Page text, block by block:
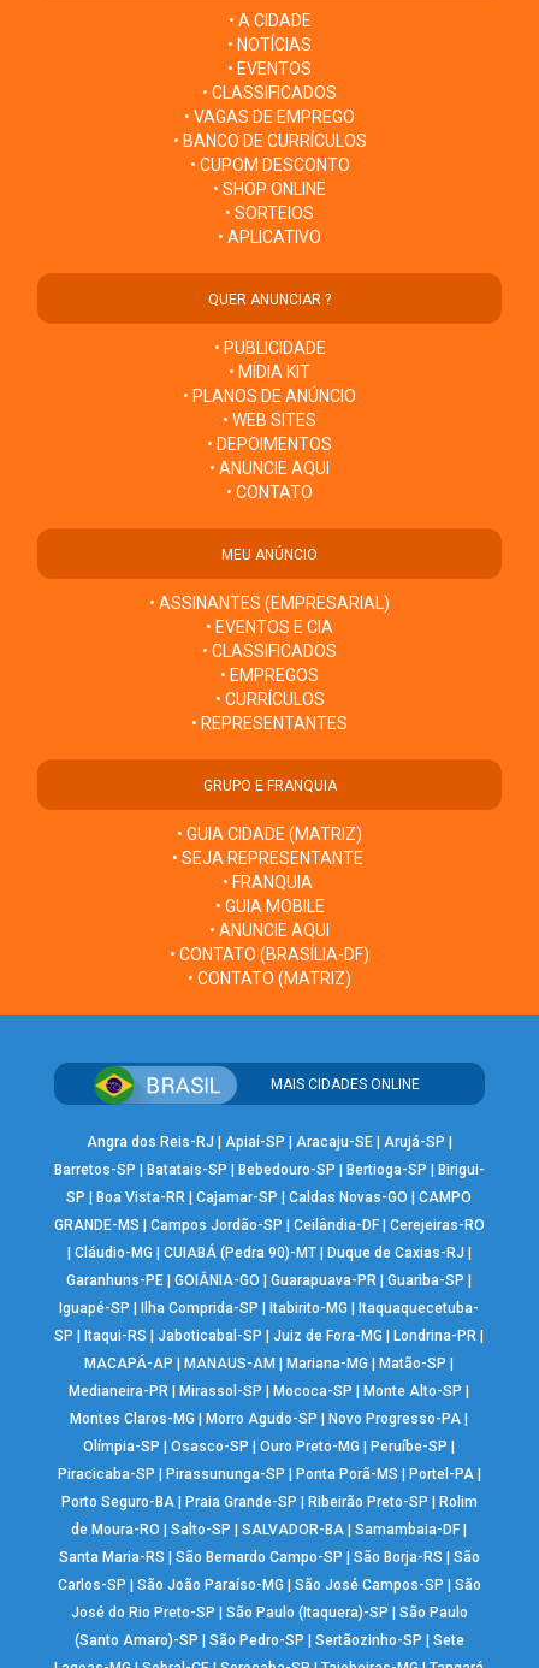
• A CIDADE
• NOTÍCIAS
• EVENTOS
• CLASSIFICADOS
• VAGAS DE EMPREGO
• BANCO DE CURRÍCULOS
• CUPOM DESCONTO
• SHOP ONLINE
• SORTEIOS
• APLICATIVO
QUER ANUNCIAR ?
• PUBLICIDADE
• MÍDIA KIT
• PLANOS DE ANÚNCIO
• WEB SITES
• DEPOIMENTOS
• ANUNCIE AQUI
• CONTATO
MEU ANÚNCIO
• ASSINANTES (EMPRESARIAL)
• EVENTOS E CIA
• CLASSIFICADOS
• EMPREGOS
• CURRÍCULOS
• REPRESENTANTES
GRUPO E FRANQUIA
• GUIA CIDADE (MATRIZ)
• SEJA REPRESENTANTE
• FRANQUIA
• GUIA MOBILE
• ANUNCIE AQUI
• CONTATO (BRASÍLIA-DF)
• CONTATO (MATRIZ)
MAIS CIDADES ONLINE
Angra dos Reis-RJ Apiaí-SP Aracaju-SE| Arujá-SP
Barretos-SP
Batatais-SP Bebedouro-SP Bertioga-SP
Birigui-
SP
Boa Vista-RR |Cajamar-SP |Caldas Novas-GO |CAMPO
GRANDE-MS
Campos Jordão-SP Ceilândia-DF| Cerejeiras-RO
Cláudio-MG CUIABÁ (Pedra 90)-MT| Duque de Caxias-RJ
Garanhuns-PE |GOIÂNIA-GO |Guarapuava-PR |Guariba-SP
Iguapé-SP
Ilha Comprida-SP Itabirito-MG
Itaquaquecetuba-
SP
Itaqui-RS |Jaboticabal-SP |Juiz de Fora-MG Londrina-PR
MACAPÁ-AP
MANAUS-AM Mariana-MG Matão-SP
Medianeira-PR
Mirassol-SP Mococa-SP Monte Alto-SP
Montes Claros-MG
Morro Agudo-SP Novo Progresso-PA
Olímpia-SP
|Osasco-SP |Ouro Preto-MG Peruíbe-SP
Piracicaba-SP
Pirassununga-SP Ponta Porã-MS Portel-PA|
Porto Seguro-BA| Praia Grande-SP Ribeirão Preto-SP
Rolim
de Moura-RO
|Salto-SP |SALVADOR-BA |Samambaia-DF
Santa Maria-RS
São Bernardo Campo-SP São Borja-RS
São
Carlos-SP
São João Paraíso-MG São José Campos-SP
São
José do Rio Preto-SP
São Paulo (Itaquera)-SP
São Paulo
(Santo Amaro)-SP
São Pedro-SP Sertãozinho-SP
Sete